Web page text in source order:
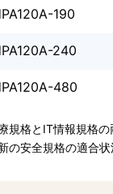
190
240
480
規格とIT情報規格の
の安全規格の適合状